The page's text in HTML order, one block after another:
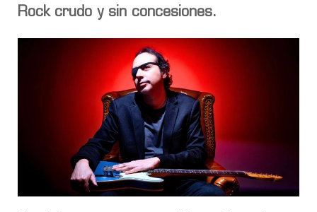
Rock crudo y sin concesiones.